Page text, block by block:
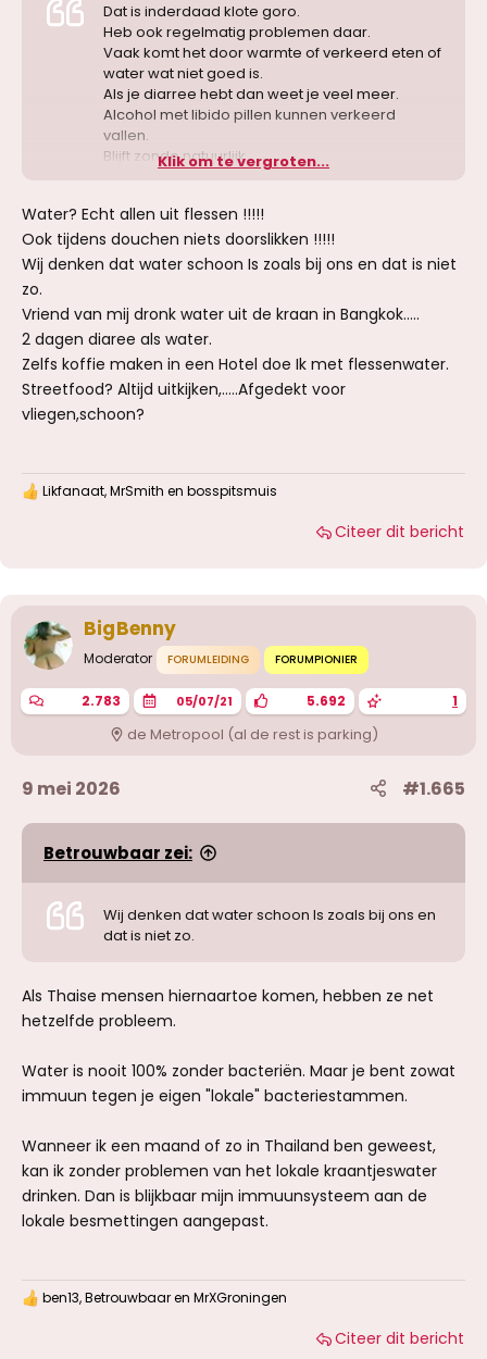
Dat is inderdaad klote goro.
Heb ook regelmatig problemen daar.
Vaak komt het door warmte of verkeerd eten of
water wat niet goed is.
Als je diarree hebt dan weet je veel meer.
Alcohol met libido pillen kunnen verkeerd
vallen.
Blijft zonde natuurlijk.
Niet teveel doen..uit de zon en kijk uit wat je eet
Bel anders je huisarts in Nederland en vraag
wat het kan zijn en welke medicijnen je moet
kopen.
Klik om te vergroten...
Water? Echt allen uit flessen !!!!!
Ook tijdens douchen niets doorslikken !!!!!
Wij denken dat water schoon Is zoals bij ons en dat is niet
zo.
Vriend van mij dronk water uit de kraan in Bangkok.....
2 dagen diaree als water.
Zelfs koffie maken in een Hotel doe Ik met flessenwater.
Streetfood? Altijd uitkijken,.....Afgedekt voor
vliegen,schoon?
W
n
g
n
:
Likfanaat,MrSmith en bosspitsmuis
Citeer dit bericht
BigBenny
Moderator FORUMLEIDING FORUMPIONIER
2.783 05/07/21 5.692 1
de Metropool (al de rest is parking)
9 mei 2026 #1.665
Betrouwbaar zei:
Wij denken dat water schoon Is zoals bij ons en
dat is niet zo.
Als Thaise mensen hiernaartoe komen, hebben ze net
hetzelfde probleem.
Water is nooit 100% zonder bacteriën. Maar je bent zowat
immuun tegen je eigen "lokale" bacteriestammen.
Wanneer ik een maand of zo in Thailand ben geweest,
kan ik zonder problemen van het lokale kraantjeswater
drinken. Dan is blijkbaar mijn immuunsysteem aan de
lokale besmettingen aangepast.
W ben13,Betrouwbaaren MrXGroningen
Citeer dit bericht